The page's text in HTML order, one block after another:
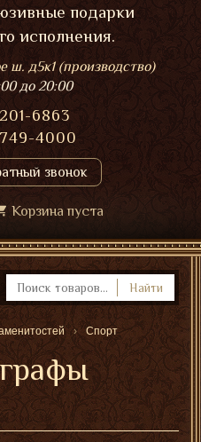
подарки
исполнения.
ш. д5к1 (производство)
до 20:00
6863
4000
звонок
Корзина пуста
Найти
Спорт